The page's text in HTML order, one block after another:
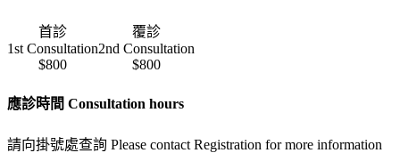
首診
1st Consultation
覆診
2nd Consultation
$800
$800
應診時間 Consultation hours
請向掛號處查詢 Please contact Registration for more information